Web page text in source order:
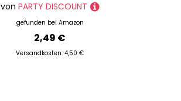
von PARTY DISCOUNT
gefunden bei Amazon
2,49 €
Versandkosten: 4,50 €